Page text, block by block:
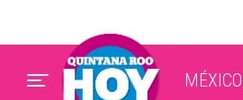
MÉXICO